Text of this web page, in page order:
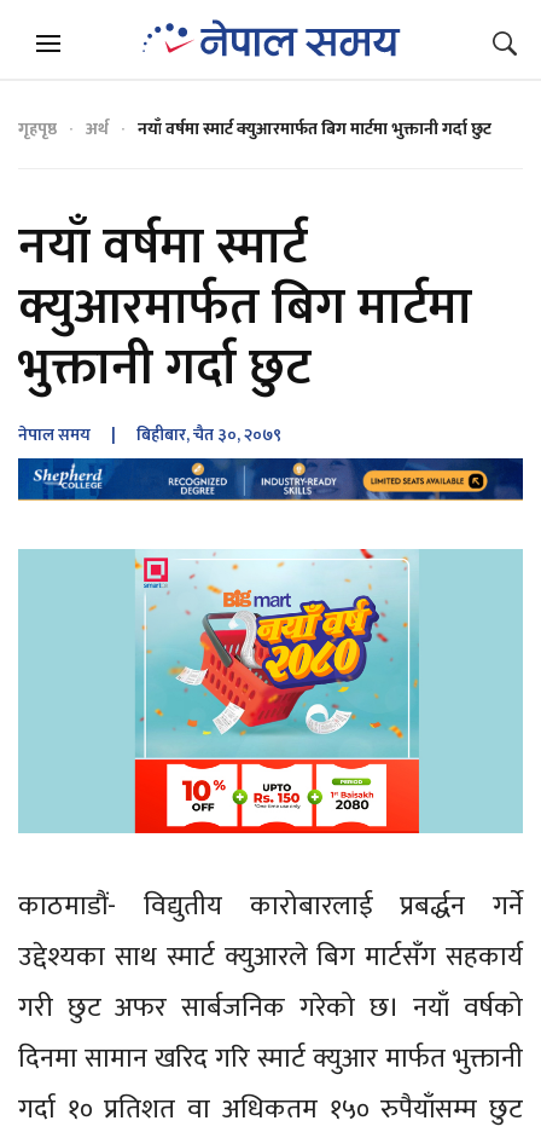
गृहपृष्ठ अर्थ नयाँ वर्षमा स्मार्ट क्युआरमार्फत बिग मार्टमा भुक्तानी गर्दा छुट
नयाँ वर्षमा स्मार्ट
क्युआरमार्फत बिग मार्टमा
भुक्तानी गर्दा छुट
नेपाल समय | बिहीबार, चैत ३०, २०७९
काठमाडौं- विद्युतीय कारोबारलाई प्रबर्द्धन गर्ने
उद्देश्यका साथ स्मार्ट क्युआरले बिग मार्टसँग सहकार्य
गरी छुट अफर सार्बजनिक गरेको छ। नयाँ वर्षको
दिनमा सामान खरिद गरि स्मार्ट क्युआर मार्फत भुक्तानी
गर्दा १० प्रतिशत वा अधिकतम १५० रुपैयाँसम्म छुट